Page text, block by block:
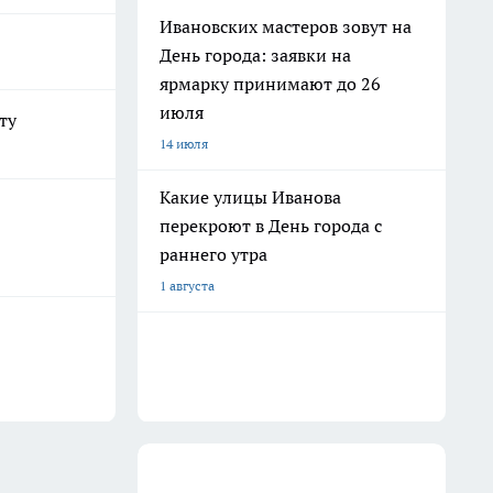
Ивановских мастеров зовут на
День города: заявки на
ярмарку принимают до 26
июля
14 июля
Какие улицы Иванова
перекроют в День города с
раннего утра
1 августа